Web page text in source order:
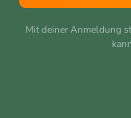
Mit deiner Anmeldung